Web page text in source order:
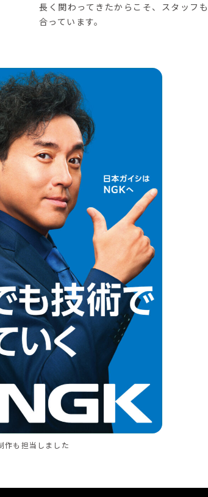
長く関わってきたからこそ、スタッフ
合っています。
作も担当しました